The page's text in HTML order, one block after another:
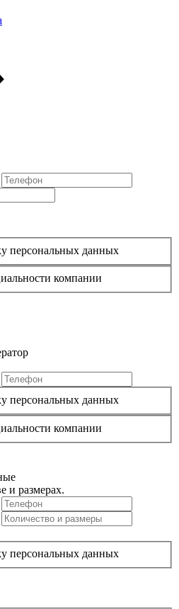
персональных данных
компании
персональных данных
компании
и размерах.
персональных данных